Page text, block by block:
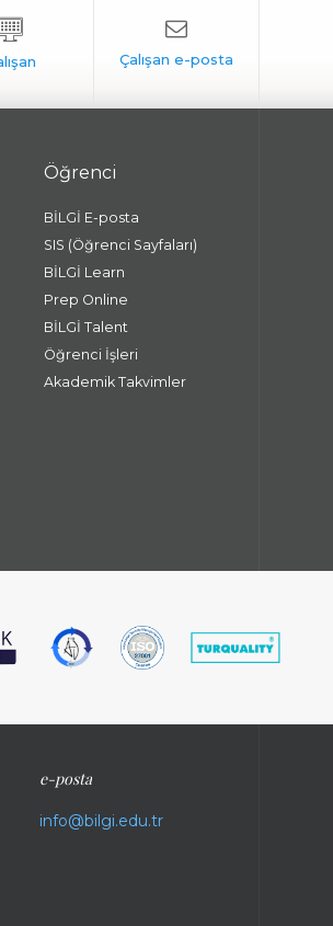
Öğrenci
BİLGİ E-posta
SIS (Öğrenci Sayfaları)
BİLGİ Learn
Prep Online
BİLGİ Talent
Öğrenci İşleri
Akademik Takvimler
e-posta
info@bilgi.edu.tr